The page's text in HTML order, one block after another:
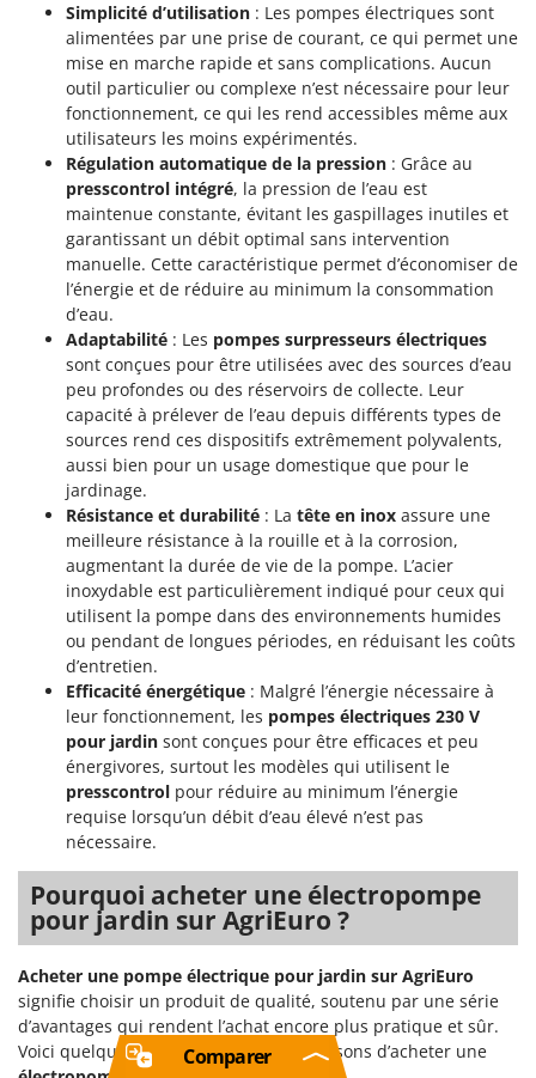
Simplicité d’utilisation : Les pompes électriques sont
alimentées par une prise de courant, ce qui permet une
mise en marche rapide et sans complications. Aucun
outil particulier ou complexe n’est nécessaire pour leur
fonctionnement, ce qui les rend accessibles même aux
utilisateurs les moins expérimentés.
Régulation automatique de la pression : Grâce au
presscontrol intégré, la pression de l’eau est
maintenue constante, évitant les gaspillages inutiles et
garantissant un débit optimal sans intervention
manuelle. Cette caractéristique permet d’économiser de
l’énergie et de réduire au minimum la consommation
d’eau.
Adaptabilité : Les pompes surpresseurs électriques
sont conçues pour être utilisées avec des sources d’eau
peu profondes ou des réservoirs de collecte. Leur
capacité à prélever de l’eau depuis différents types de
sources rend ces dispositifs extrêmement polyvalents,
aussi bien pour un usage domestique que pour le
jardinage.
Résistance et durabilité : La tête en inox assure une
meilleure résistance à la rouille et à la corrosion,
augmentant la durée de vie de la pompe. L’acier
inoxydable est particulièrement indiqué pour ceux qui
utilisent la pompe dans des environnements humides
ou pendant de longues périodes, en réduisant les coûts
d’entretien.
Efficacité énergétique : Malgré l’énergie nécessaire à
leur fonctionnement, les pompes électriques 230 V
pour jardin sont conçues pour être efficaces et peu
énergivores, surtout les modèles qui utilisent le
presscontrol pour réduire au minimum l’énergie
requise lorsqu’un débit d’eau élevé n’est pas
nécessaire.
Pourquoi acheter une électropompe
pour jardin sur AgriEuro ?
Acheter une pompe électrique pour jardin sur AgriEuro
signifie choisir un produit de qualité, soutenu par une série
d’avantages qui rendent l’achat encore plus pratique et sûr.
Voici quelques-unes des principales raisons d’acheter une
Comparer